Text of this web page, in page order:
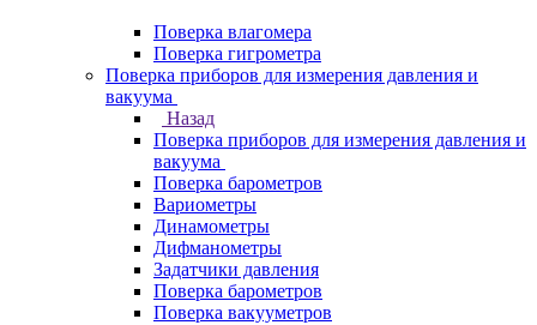
Поверка влагомера
Поверка гигрометра
Поверка приборов для измерения давления и
вакуума
Назад
Поверка приборов для измерения давления и
вакуума
Поверка барометров
Вариометры
Динамометры
Дифманометры
Задатчики давления
Поверка барометров
Поверка вакууметров